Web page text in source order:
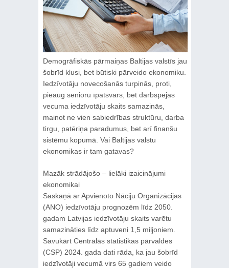
Demogrāfiskās pārmaiņas Baltijas valstīs jau
šobrīd klusi, bet būtiski pārveido ekonomiku.
Iedzīvotāju novecošanās turpinās, proti,
pieaug senioru īpatsvars, bet darbspējas
vecuma iedzīvotāju skaits samazinās,
mainot ne vien sabiedrības struktūru, darba
tirgu, patēriņa paradumus, bet arī finanšu
sistēmu kopumā. Vai Baltijas valstu
ekonomikas ir tam gatavas?
Mazāk strādājošo – lielāki izaicinājumi
ekonomikai
Saskaņā ar Apvienoto Nāciju Organizācijas
(ANO) iedzīvotāju prognozēm līdz 2050.
gadam Latvijas iedzīvotāju skaits varētu
samazināties līdz aptuveni 1,5 miljoniem.
Savukārt Centrālās statistikas pārvaldes
(CSP) 2024. gada dati rāda, ka jau šobrīd
iedzīvotāji vecumā virs 65 gadiem veido